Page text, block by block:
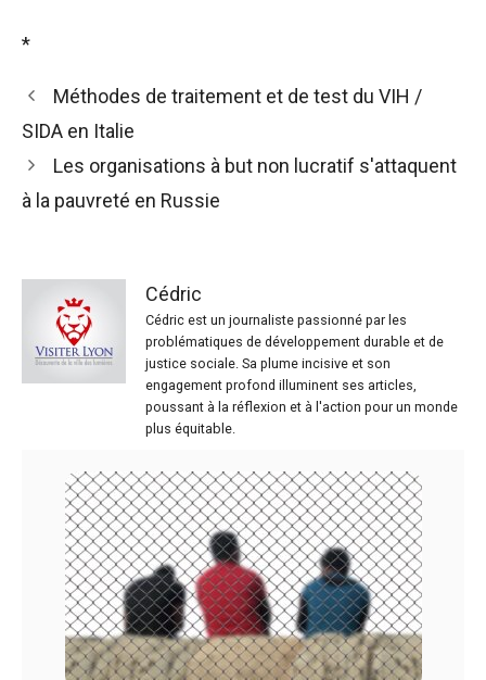
*
Méthodes de traitement et de test du VIH /
SIDA en Italie
Les organisations à but non lucratif s'attaquent
à la pauvreté en Russie
Cédric
Cédric est un journaliste passionné par les
problématiques de développement durable et de
justice sociale. Sa plume incisive et son
engagement profond illuminent ses articles,
poussant à la réflexion et à l'action pour un monde
plus équitable.